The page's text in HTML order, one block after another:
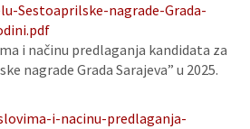
Sestoaprilske-nagrade-Grada-
i načinu predlaganja kandidata za
nagrade Grada Sarajeva” u 2025.
i-nacinu-predlaganja-